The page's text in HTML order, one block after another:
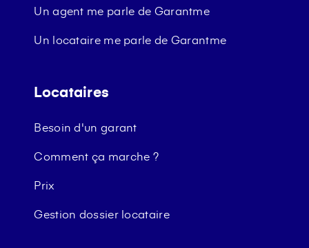
Un agent me parle de Garantme
Un locataire me parle de Garantme
Locataires
Besoin d'un garant
Comment ça marche ?
Prix
Gestion dossier locataire